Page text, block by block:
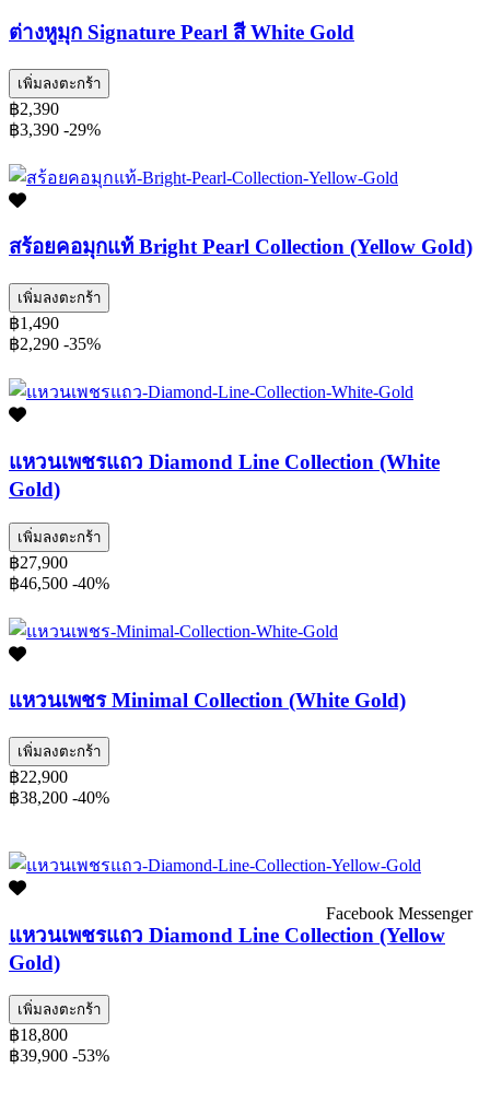
ต่างหูมุก Signature Pearl สี White Gold
เพิ่มลงตะกร้า
฿2,390
฿3,390 -29%
สร้อยคอมุกแท้ Bright Pearl Collection (Yellow Gold)
เพิ่มลงตะกร้า
฿1,490
฿2,290 -35%
แหวนเพชรแถว Diamond Line Collection (White
Gold)
เพิ่มลงตะกร้า
฿27,900
฿46,500 -40%
แหวนเพชร Minimal Collection (White Gold)
เพิ่มลงตะกร้า
฿22,900
฿38,200 -40%
แหวนเพชรแถว Diamond Line Collection (Yellow
Gold)
เพิ่มลงตะกร้า
฿18,800
฿39,900 -53%
Facebook Messenger